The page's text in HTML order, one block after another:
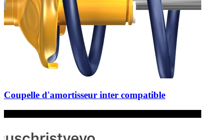
Coupelle d'amortisseur inter compatible